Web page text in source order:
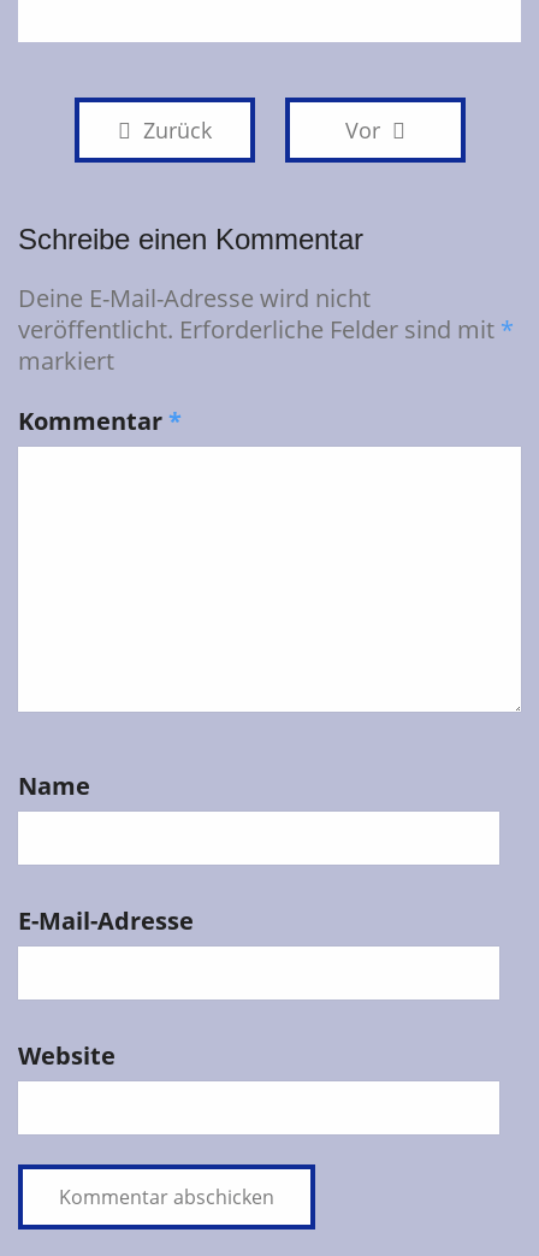
Zurück Vor
Schreibe einen Kommentar
Deine E-Mail-Adresse wird nicht
veröffentlicht. Erforderliche Felder sind mit *
markiert
Kommentar*
Name
E-Mail-Adresse
Website